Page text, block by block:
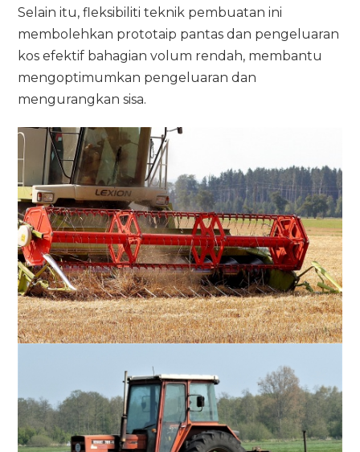
Selain itu, fleksibiliti teknik pembuatan ini
membolehkan prototaip pantas dan pengeluaran
kos efektif bahagian volum rendah, membantu
mengoptimumkan pengeluaran dan
mengurangkan sisa.